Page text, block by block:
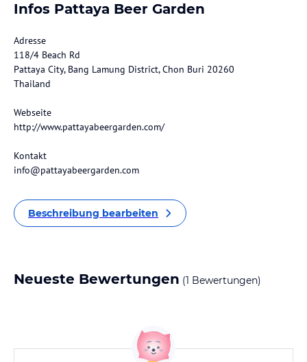
Infos Pattaya Beer Garden
Adresse
118/4 Beach Rd
Pattaya City, Bang Lamung District, Chon Buri 20260
Thailand
Webseite
http://www.pattayabeergarden.com/
Kontakt
info@pattayabeergarden.com
Beschreibung bearbeiten
Neueste Bewertungen (1 Bewertungen)